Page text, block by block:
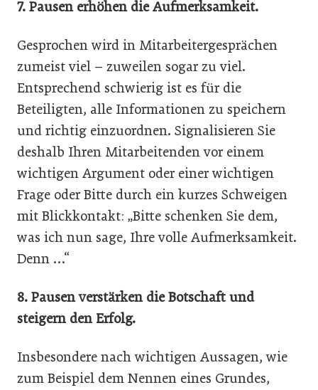
7. Pausen erhöhen die Aufmerksamkeit.
Gesprochen wird in Mitarbeitergesprächen
zumeist viel – zuweilen sogar zu viel.
Entsprechend schwierig ist es für die
Beteiligten, alle Informationen zu speichern
und richtig einzuordnen. Signalisieren Sie
deshalb Ihren Mitarbeitenden vor einem
wichtigen Argument oder einer wichtigen
Frage oder Bitte durch ein kurzes Schweigen
mit Blickkontakt: „Bitte schenken Sie dem,
was ich nun sage, Ihre volle Aufmerksamkeit.
Denn …“
8. Pausen verstärken die Botschaft und
steigern den Erfolg.
Insbesondere nach wichtigen Aussagen, wie
zum Beispiel dem Nennen eines Grundes,